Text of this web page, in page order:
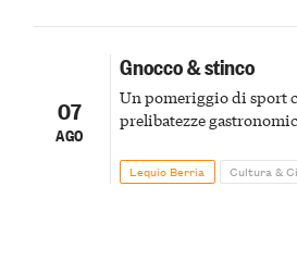
07
AGO
Gnocco & stinco
Un pomeriggio di sport
prelibatezze
Lequio Berria Cultura &